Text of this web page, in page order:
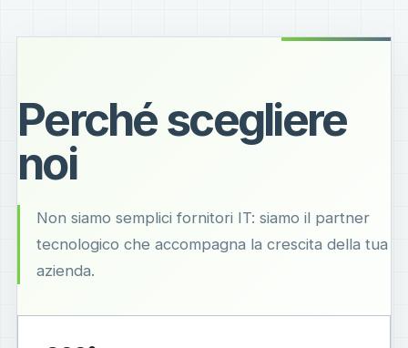
Perché scegliere
noi
Non siamo semplici fornitori IT: siamo il partner
tecnologico che accompagna la crescita della tua
azienda.